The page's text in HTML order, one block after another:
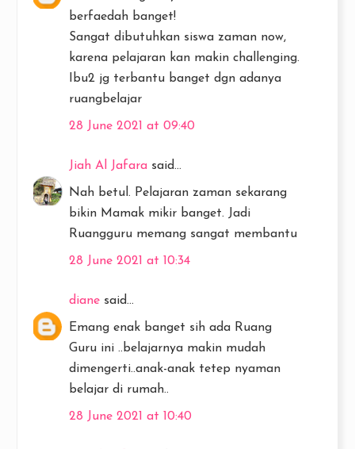
berfaedah banget!
Sangat dibutuhkan siswa zaman now,
karena pelajaran kan makin challenging.
Ibu2 jg terbantu banget dgn adanya
ruangbelajar
28 June 2021 at 09:40
Jiah Al Jafara said...
Nah betul. Pelajaran zaman sekarang
bikin Mamak mikir banget. Jadi
Ruangguru memang sangat membantu
28 June 2021 at 10:34
diane said...
Emang enak banget sih ada Ruang
Guru ini ..belajarnya makin mudah
dimengerti..anak-anak tetep nyaman
belajar di rumah..
28 June 2021 at 10:40